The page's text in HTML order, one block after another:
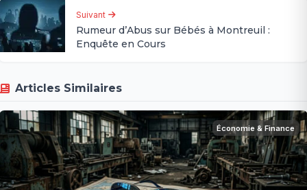
Suivant
Rumeur d’Abus sur Bébés à Montreuil :
Enquête en Cours
Articles Similaires
Économie & Finance